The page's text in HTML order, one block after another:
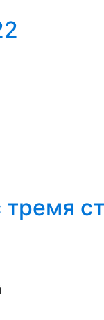
тремя